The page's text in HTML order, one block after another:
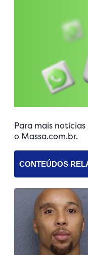
Para mais
o Massa.com.br.
CONTEÚDOS